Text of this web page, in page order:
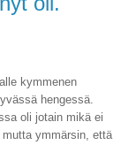
kymmenen
hengessä.
oli jotain mikä ei
ymmärsin, että